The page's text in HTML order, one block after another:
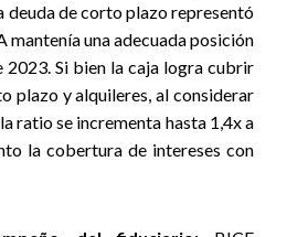
deuda de corto plazo representó
mantenía una adecuada posición
Si bien la caja logra cubrir
plazo y alquileres, al considerar
ratio se incrementa hasta 1,4x a
la cobertura de intereses con